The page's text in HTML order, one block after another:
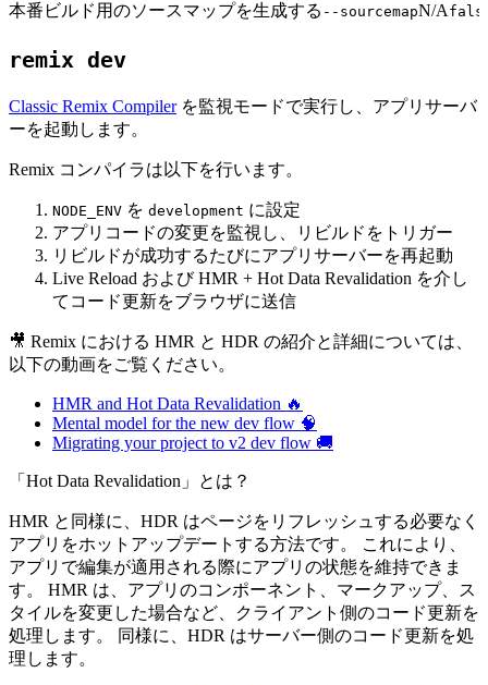
本番ビルド用のソースマップを生成する --sourcemapN/A
remix dev
Classic Remix Compilerを監視モードで実行し、アプリサーバ
ーを起動します。
Remix コンパイラは以下を行います。
NODE_ENV を development に設定
アプリコードの変更を監視し、リビルドをトリガー
リビルドが成功するたびにアプリサーバーを再起動
Live Reload および HMR + Hot Data Revalidation を介し
てコード更新をブラウザに送信
🎥 Remix における HMR と HDR の紹介と詳細については、
以下の動画をご覧ください。
HMR and Hot Data Revalidation 🔥
Mental model for the new dev flow 🧠
Migrating your project to v2 dev flow 🚚
「Hot Data Revalidation」とは？
HMR と同様に、HDR はページをリフレッシュする必要なく
アプリをホットアップデートする方法です。 これにより、
アプリで編集が適用される際にアプリの状態を維持できま
す。 HMR は、アプリのコンポーネント、マークアップ、ス
タイルを変更した場合など、クライアント側のコード更新を
処理します。 同様に、HDR はサーバー側のコード更新を処
理します。